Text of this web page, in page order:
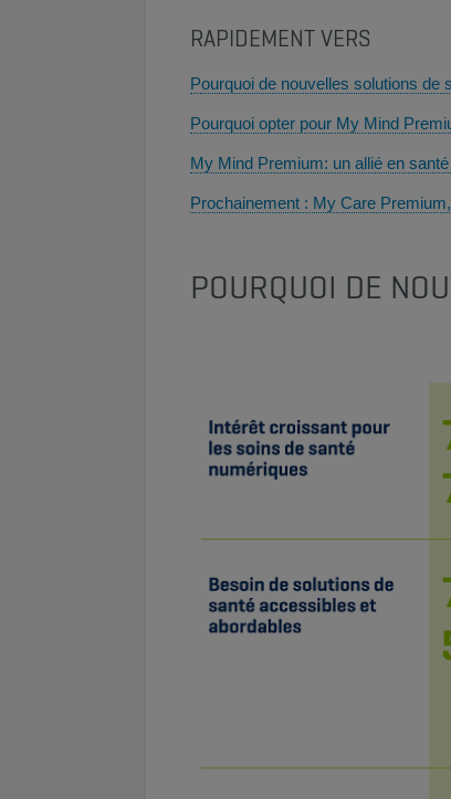
RAPIDEMENT VERS
Pourquoi de nouvelles solutions de
Pourquoi opter pour My Mind
My Mind Premium: un allié en
Prochainement : My Care
POURQUOI DE